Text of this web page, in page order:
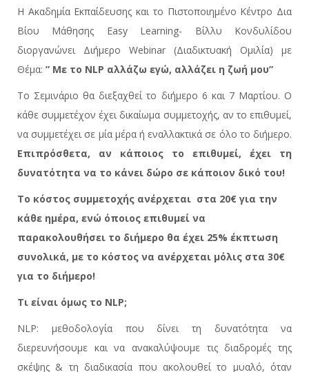
Η Ακαδημία Εκπαίδευσης και το Πιστοποιημένο Κέντρο Δια
Βίου Μάθησης Easy Learning- Βίλλυ Κονδυλίδου
διοργανώνει Διήμερο Webinar (Διαδικτυακή Ομιλία) με
Θέμα: ” Με το NLP αλλάζω εγώ, αλλάζει η ζωή μου”
Το Σεμινάριο θα διεξαχθεί το διήμερο 6 και 7 Μαρτίου. Ο
κάθε συμμετέχον έχει δικαίωμα συμμετοχής, αν το επιθυμεί,
να συμμετέχει σε μία μέρα ή εναλλακτικά σε όλο το διήμερο.
Επιπρόσθετα, αν κάποιος το επιθυμεί, έχει τη
δυνατότητα να το κάνει δώρο σε κάποιον δικό του!
Το κόστος συμμετοχής ανέρχεται στα 20€ για την
κάθε ημέρα, ενώ όποιος επιθυμεί να
παρακολουθήσει το διήμερο θα έχει 25% έκπτωση
συνολικά, με το κόστος να ανέρχεται μόλις στα 30€
για το διήμερο!
Τι είναι όμως το NLP;
NLP: μεθοδολογία που δίνει τη δυνατότητα να
διερευνήσουμε και να ανακαλύψουμε τις διαδρομές της
σκέψης & τη διαδικασία που ακολουθεί το μυαλό, όταν